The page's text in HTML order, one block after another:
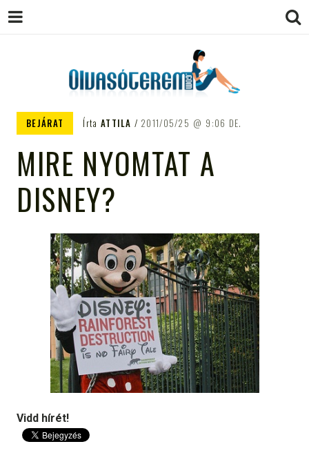
OLVASÓTEREM.COM – AZ
TÁMOGATÓJA
BEJÁRAT Írta ATTILA 2011/05/25 9:06 DE.
MIRE NYOMTAT A
DISNEY?
Vidd hírét!